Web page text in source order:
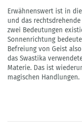
Erwähnenswert ist in
und das
zwei Bedeutungen
Sonnenrichtung
Befreiung von Geist
das Swastika
Materie. Das ist
magischen Handlungen.